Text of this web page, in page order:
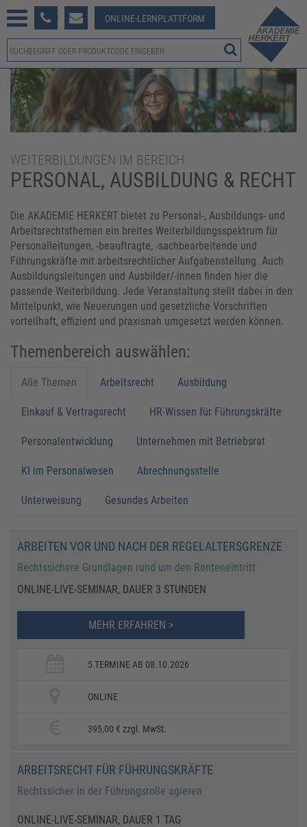
381-123 ONLINE-LERNPLATTFORM
WEITERBILDUNGEN IM BEREICH:
PERSONAL, AUSBILDUNG & RECHT
Die AKADEMIE HERKERT bietet zu Personal-, Ausbildungs- und
Arbeitsrechtsthemen ein breites Weiterbildungsspektrum für
Personalleitungen, -beauftragte, -sachbearbeitende und
Führungskräfte mit arbeitsrechtlicher Aufgabenstellung. Auch
Ausbildungsleitungen und Ausbilder/-innen finden hier die
passende Weiterbildung. Jede Veranstaltung stellt dabei in den
Mittelpunkt, wie Neuerungen und gesetzliche Vorschriften
vorteilhaft, effizient und praxisnah umgesetzt werden können.
Themenbereich auswählen:
Alle Themen Arbeitsrecht Ausbildung
Einkauf & Vertragsrecht HR-Wissen für Führungskräfte
Personalentwicklung Unternehmen mit Betriebsrat
KI im Personalwesen Abrechnungsstelle
Unterweisung Gesundes Arbeiten
ARBEITEN VOR UND NACH DER REGELALTERSGRENZE
Rechtssichere Grundlagen rund um den Renteneintritt
ONLINE-LIVE-SEMINAR, DAUER 3 STUNDEN
MEHR ERFAHREN >
5 TERMINE AB 08.10.2026
ONLINE
395,00 € zzgl. MwSt.
ARBEITSRECHT FÜR FÜHRUNGSKRÄFTE
Rechtssicher in der Führungsrolle agieren
ONLINE-LIVE-SEMINAR, DAUER 1 TAG